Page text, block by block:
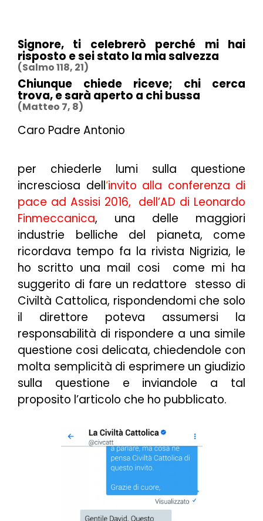
Signore, ti celebrerò perché mi hai
risposto e sei stato la mia salvezza
(Salmo 118, 21)
Chiunque chiede riceve; chi cerca
trova, e sarà aperto a chi bussa
(Matteo 7, 8)
Caro Padre Antonio
per chiederle lumi sulla questione
incresciosa dell‘invito alla conferenza di
pace ad Assisi 2016, dell’AD di Leonardo
Finmeccanica, una delle maggiori
industrie belliche del pianeta, come
ricordava tempo fa la rivista Nigrizia, le
ho scritto una mail cosi come mi ha
suggerito di fare un redattore stesso di
Civiltà Cattolica, rispondendomi che solo
il direttore poteva assumersi la
responsabilità di rispondere a una simile
questione cosi delicata, chiedendole con
molta semplicità di esprimere un giudizio
sulla questione e inviandole a tal
proposito l’articolo che ho pubblicato.